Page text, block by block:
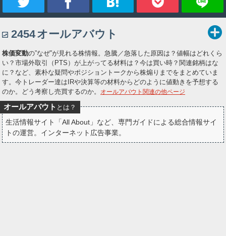
イ
ー
ト
ェ
ア
ク
マ
ー
ク
Pocket
2454オールアバウト
株価変動の”なぜ”が見れる株情報。急騰／急落した原因は？値幅はどれくら
い？市場外取引（PTS）が上がってる材料は？今は買い時？関連銘柄はな
に？など、素朴な疑問やポジショントークから株煽りまでをまとめていま
す。今トレーダー達はIRや決算等の材料からどのように値動きを予想する
のか。どう考察し売買するのか。
オールアバウト関連の他ページ
オールアバウト とは？
生活情報サイト「All About」など、専門ガイドによる総合情報サイ
トの運営。インターネット広告事業。